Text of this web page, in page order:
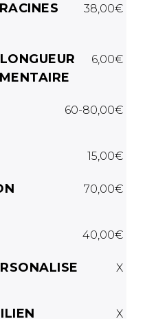
38,00€
6,00€
60-80,00€
15,00€
70,00€
40,00€
X
X